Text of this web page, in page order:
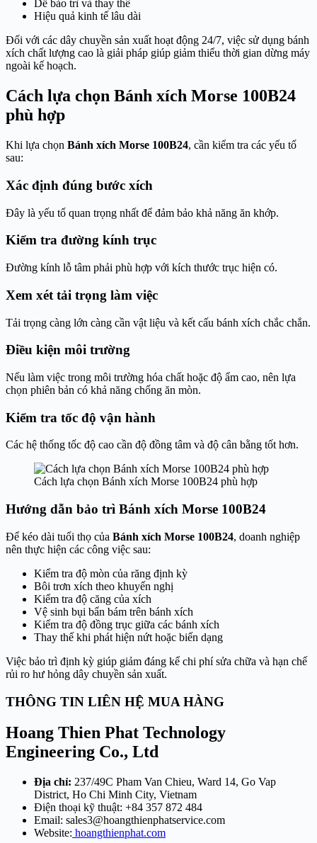
Dễ bảo trì và thay thế
Hiệu quả kinh tế lâu dài
Đối với các dây chuyền sản xuất hoạt động 24/7, việc sử dụng bánh
xích chất lượng cao là giải pháp giúp giảm thiểu thời gian dừng máy
ngoài kế hoạch.
Cách lựa chọn Bánh xích Morse 100B24
phù hợp
Khi lựa chọn Bánh xích Morse 100B24, cần kiểm tra các yếu tố
sau:
Xác định đúng bước xích
Đây là yếu tố quan trọng nhất để đảm bảo khả năng ăn khớp.
Kiểm tra đường kính trục
Đường kính lỗ tâm phải phù hợp với kích thước trục hiện có.
Xem xét tải trọng làm việc
Tải trọng càng lớn càng cần vật liệu và kết cấu bánh xích chắc chắn.
Điều kiện môi trường
Nếu làm việc trong môi trường hóa chất hoặc độ ẩm cao, nên lựa
chọn phiên bản có khả năng chống ăn mòn.
Kiểm tra tốc độ vận hành
Các hệ thống tốc độ cao cần độ đồng tâm và độ cân bằng tốt hơn.
Cách lựa chọn Bánh xích Morse 100B24 phù hợp
Hướng dẫn bảo trì Bánh xích Morse 100B24
Để kéo dài tuổi thọ của Bánh xích Morse 100B24, doanh nghiệp
nên thực hiện các công việc sau:
Kiểm tra độ mòn của răng định kỳ
Bôi trơn xích theo khuyến nghị
Kiểm tra độ căng của xích
Vệ sinh bụi bẩn bám trên bánh xích
Kiểm tra độ đồng trục giữa các bánh xích
Thay thế khi phát hiện nứt hoặc biến dạng
Việc bảo trì định kỳ giúp giảm đáng kể chi phí sửa chữa và hạn chế
rủi ro hư hỏng dây chuyền sản xuất.
THÔNG TIN LIÊN HỆ MUA HÀNG
Hoang Thien Phat Technology
Engineering Co., Ltd
Địa chỉ: 237/49C Pham Van Chieu, Ward 14, Go Vap
District, Ho Chi Minh City, Vietnam
Điện thoại kỹ thuật: +84 357 872 484
Email: sales3@hoangthienphatservice.com
Website: hoangthienphat.com